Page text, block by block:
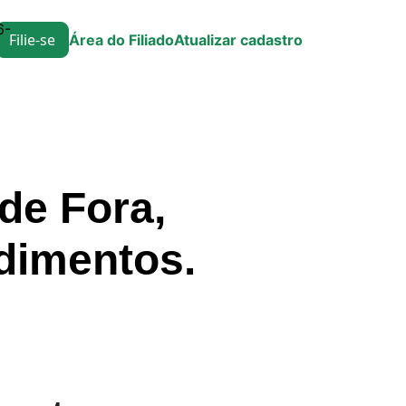
Filie-se Área do FiliadoAtualizar cadastro
Fora,